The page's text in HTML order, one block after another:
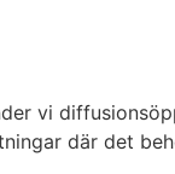
vi
där det